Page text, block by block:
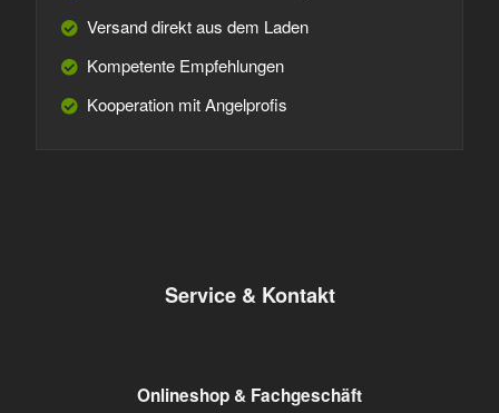
Versand direkt aus dem Laden
Kompetente Empfehlungen
Kooperation mit Angelprofis
Service & Kontakt
Onlineshop & Fachgeschäft